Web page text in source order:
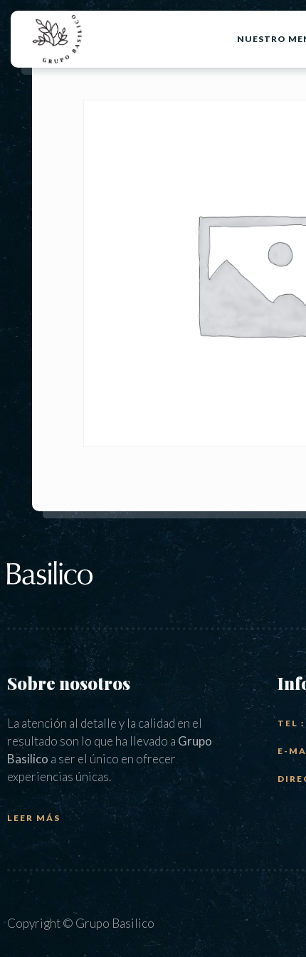
NUESTRO
Sobre nosotros
La atención al detalle y la calidad en el
resultado son lo que ha llevado a Grupo
Basilico a ser el único en ofrecer
experiencias únicas.
LEER MÁS
TEL :
E-
Copyright © Grupo Basilico